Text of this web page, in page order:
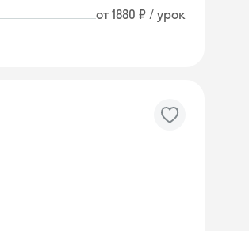
от 1880 ₽ / урок